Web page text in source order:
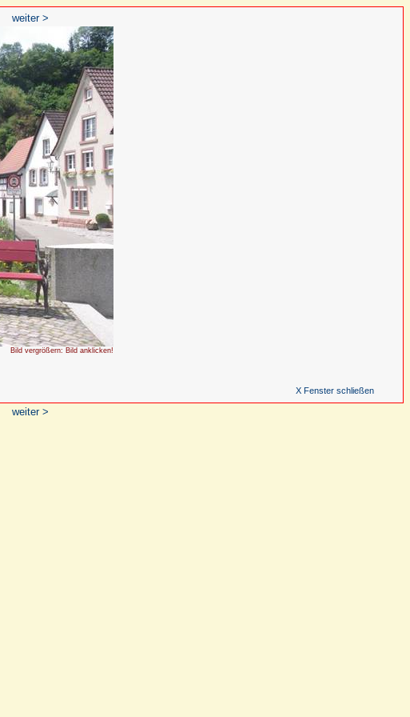
weiter >
Bild vergrößern: Bild anklicken!
X Fenster schließen
weiter >